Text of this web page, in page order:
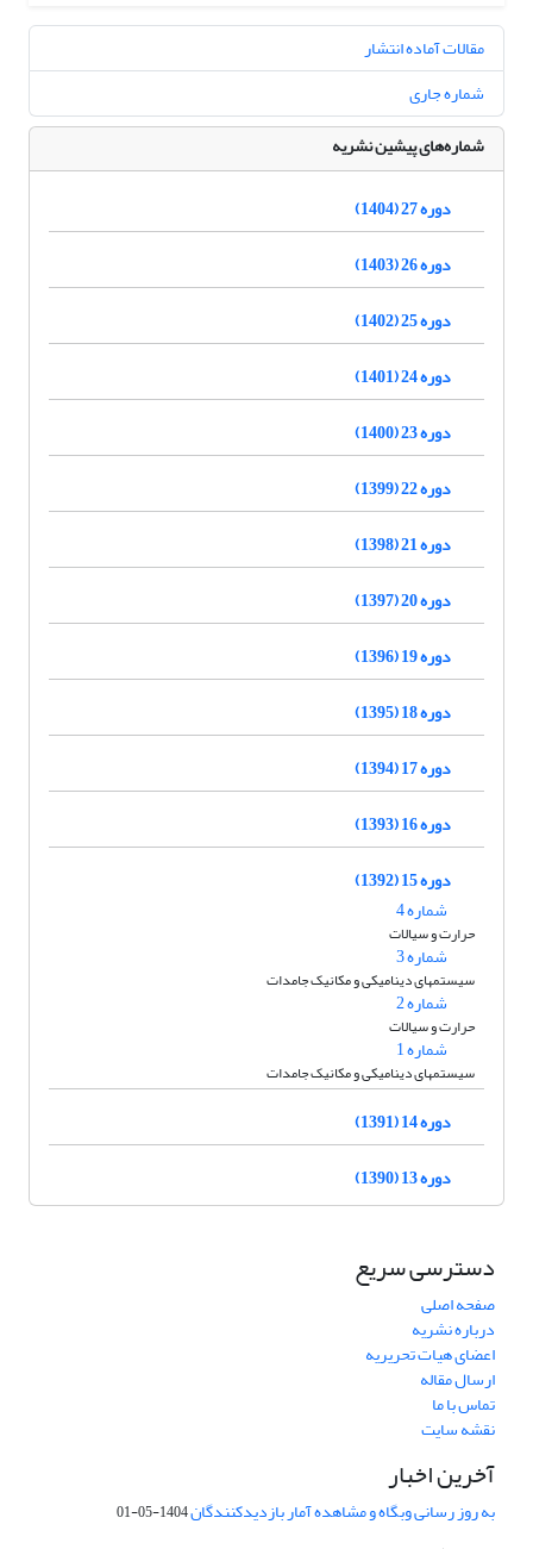
مقالات آماده انتشار
شماره جاری
شماره‌های پیشین نشریه
دوره 27 (1404)
دوره 26 (1403)
دوره 25 (1402)
دوره 24 (1401)
دوره 23 (1400)
دوره 22 (1399)
دوره 21 (1398)
دوره 20 (1397)
دوره 19 (1396)
دوره 18 (1395)
دوره 17 (1394)
دوره 16 (1393)
دوره 15 (1392)
شماره 4
حرارت و سیالات
شماره 3
سیستمهای دینامیکی و مکانیک جامدات
شماره 2
حرارت و سیالات
شماره 1
سیستمهای دینامیکی و مکانیک جامدات
دوره 14 (1391)
دوره 13 (1390)
دسترسی سریع
صفحه اصلی
درباره نشریه
اعضای هیات تحریریه
ارسال مقاله
تماس با ما
نقشه سایت
آخرین اخبار
به روز رسانی وبگاه و مشاهده آمار بازدیدکنندگان1404-05-01